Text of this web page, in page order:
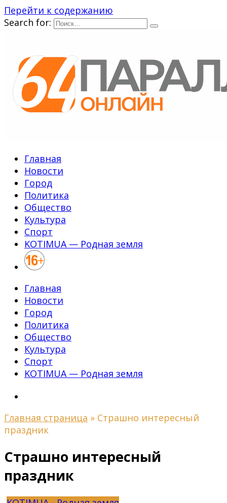
Перейти к содержанию
Search for:
Главная
Новости
Город
Политика
Общество
Культура
Спорт
KOTIMUA — Родная земля
Главная
Новости
Город
Политика
Общество
Культура
Спорт
KOTIMUA — Родная земля
Главная страница » Страшно интересный
праздник
Страшно интересный
праздник